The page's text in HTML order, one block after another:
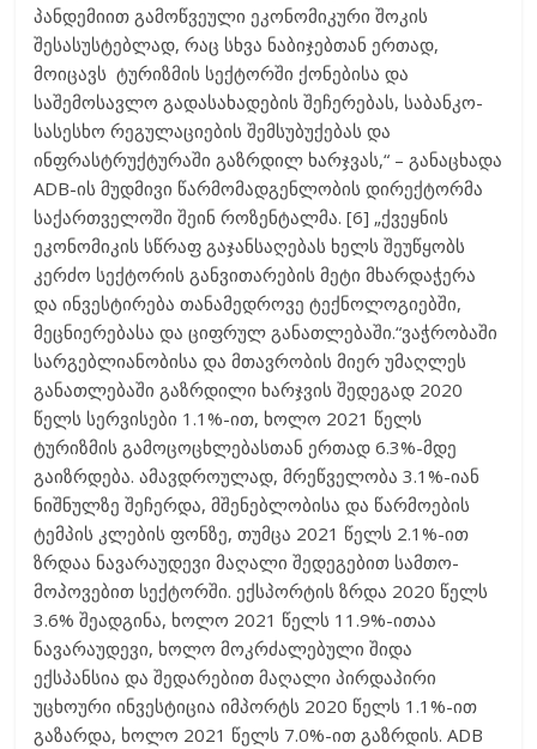
პანდემიით გამოწვეული ეკონომიკური შოკის
შესასუსტებლად, რაც სხვა ნაბიჯებთან ერთად,
მოიცავს ტურიზმის სექტორში ქონებისა და
საშემოსავლო გადასახადების შეჩერებას, საბანკო-
სასესხო რეგულაციების შემსუბუქებას და
ინფრასტრუქტურაში გაზრდილ ხარჯვას,“ – განაცხადა
ADB-ის მუდმივი წარმომადგენლობის დირექტორმა
საქართველოში შეინ როზენტალმა. [6] „ქვეყნის
ეკონომიკის სწრაფ გაჯანსაღებას ხელს შეუწყობს
კერძო სექტორის განვითარების მეტი მხარდაჭერა
და ინვესტირება თანამედროვე ტექნოლოგიებში,
მეცნიერებასა და ციფრულ განათლებაში.“ვაჭრობაში
სარგებლიანობისა და მთავრობის მიერ უმაღლეს
განათლებაში გაზრდილი ხარჯვის შედეგად 2020
წელს სერვისები 1.1%-ით, ხოლო 2021 წელს
ტურიზმის გამოცოცხლებასთან ერთად 6.3%-მდე
გაიზრდება. ამავდროულად, მრეწველობა 3.1%-იან
ნიშნულზე შეჩერდა, მშენებლობისა და წარმოების
ტემპის კლების ფონზე, თუმცა 2021 წელს 2.1%-ით
ზრდაა ნავარაუდევი მაღალი შედეგებით სამთო-
მოპოვებით სექტორში. ექსპორტის ზრდა 2020 წელს
3.6% შეადგინა, ხოლო 2021 წელს 11.9%-ითაა
ნავარაუდევი, ხოლო მოკრძალებული შიდა
ექსპანსია და შედარებით მაღალი პირდაპირი
უცხოური ინვესტიცია იმპორტს 2020 წელს 1.1%-ით
გაზარდა, ხოლო 2021 წელს 7.0%-ით გაზრდის. ADB